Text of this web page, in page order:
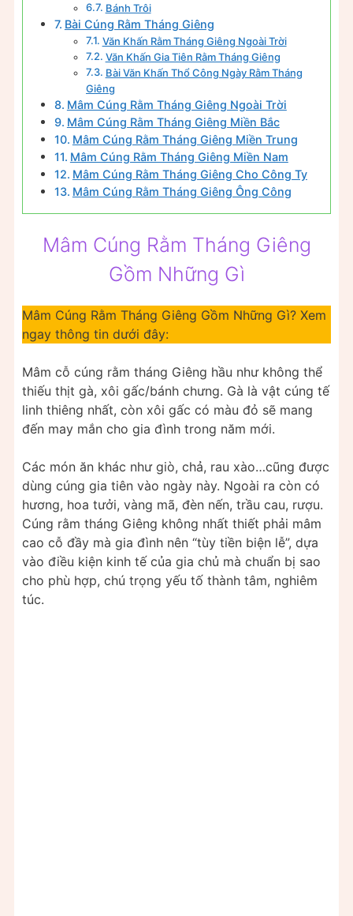
Bánh Trôi
Bài Cúng Rằm Tháng Giêng
Văn Khấn Rằm Tháng Giêng Ngoài Trời
Văn Khấn Gia Tiên Rằm Tháng Giêng
Bài Văn Khấn Thổ Công Ngày Rằm Tháng
Giêng
Mâm Cúng Rằm Tháng Giêng Ngoài Trời
Mâm Cúng Rằm Tháng Giêng Miền Bắc
Mâm Cúng Rằm Tháng Giêng Miền Trung
Mâm Cúng Rằm Tháng Giêng Miền Nam
Mâm Cúng Rằm Tháng Giêng Cho Công Ty
Mâm Cúng Rằm Tháng Giêng Ông Công
Mâm Cúng Rằm Tháng Giêng
Gồm Những Gì
Mâm Cúng Rằm Tháng Giêng Gồm Những Gì? Xem
ngay thông tin dưới đây:
Mâm cỗ cúng rằm tháng Giêng hầu như không thể
thiếu thịt gà, xôi gấc/bánh chưng. Gà là vật cúng tế
linh thiêng nhất, còn xôi gấc có màu đỏ sẽ mang
đến may mắn cho gia đình trong năm mới.
Các món ăn khác như giò, chả, rau xào…cũng được
dùng cúng gia tiên vào ngày này. Ngoài ra còn có
hương, hoa tưởi, vàng mã, đèn nến, trầu cau, rượu.
Cúng rằm tháng Giêng không nhất thiết phải mâm
cao cỗ đầy mà gia đình nên “tùy tiền biện lễ”, dựa
vào điều kiện kinh tế của gia chủ mà chuẩn bị sao
cho phù hợp, chú trọng yếu tố thành tâm, nghiêm
túc.